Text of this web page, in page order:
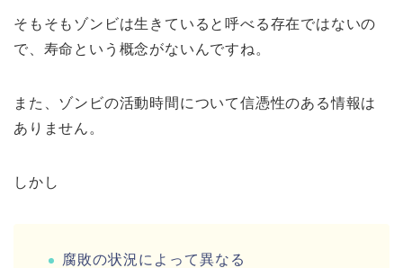
そもそもゾンビは生きていると呼べる存在ではないの
で、寿命という概念がないんですね。
また、ゾンビの活動時間について信憑性のある情報は
ありません。
しかし
腐敗の状況によって異なる